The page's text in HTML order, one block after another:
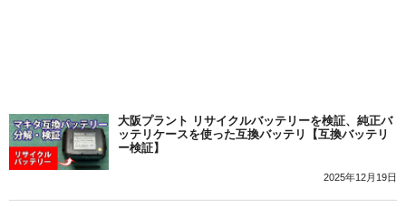
大阪プラント リサイクルバッテリーを検証、純正バ
ッテリケースを使った互換バッテリ【互換バッテリ
ー検証】
2025年12月19日